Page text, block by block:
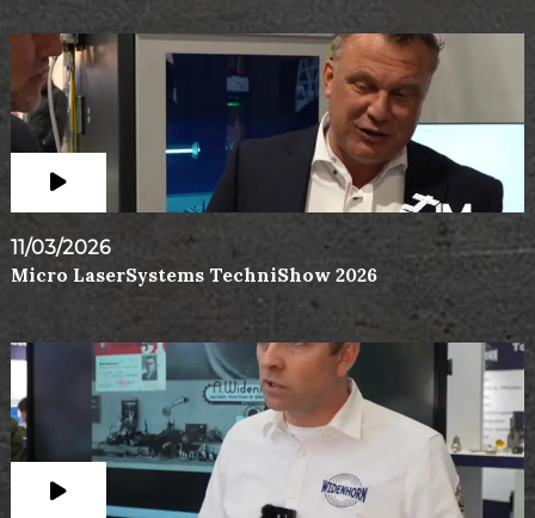
11/03/2026
Micro LaserSystems TechniShow 2026